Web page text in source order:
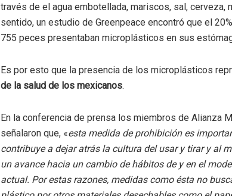
través de el agua embotellada, mariscos, sal, cerveza,
sentido, un estudio de Greenpeace encontró que el
755 peces presentaban microplásticos en sus
Es por esto que la presencia de los microplásticos
de la salud de los mexicanos.
En la conferencia de prensa los miembros de Alianza
señalaron que, «esta medida de prohibición es
contribuye a dejar atrás la cultura del usar y tirar y al
un avance hacia un cambio de hábitos de y en el
actual. Por estas razones, medidas como ésta no